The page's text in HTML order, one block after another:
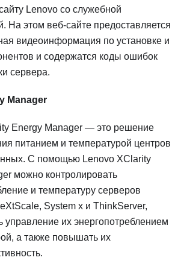
Lenovo со служебной
На этом веб-сайте предоставляется
видеоинформация по установке и
и содержатся коды ошибок
сервера.
Manager
Energy Manager — это решение
питанием и температурой центров
С помощью Lenovo XClarity
можно контролировать
и температуру серверов
System x и ThinkServer,
управление их энергопотреблением
а также повышать их